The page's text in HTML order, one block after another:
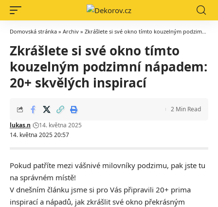
Domovská stránka » Archiv » Zkrášlete si své okno tímto kouzelným podzimní nápadem: 20+ skvělých inspirací
Zkrášlete si své okno tímto
kouzelným podzimní nápadem:
20+ skvělých inspirací
14. května 2025 20:57
lukas.n 14. května 2025
2 Min Read
Pokud patříte mezi vášnivé milovníky podzimu, pak jste tu
na správném místě!
V dnešním článku jsme si pro Vás připravili 20+ prima
inspirací a nápadů, jak zkrášlit své okno překrásným